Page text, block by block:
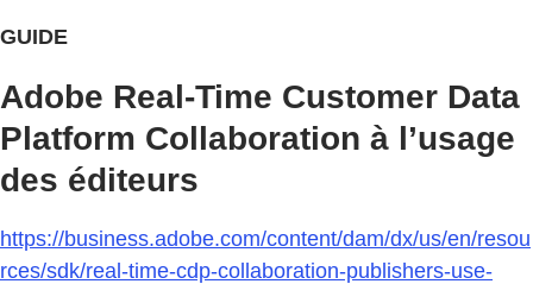
GUIDE
Adobe Real-Time Customer Data
Platform Collaboration à l’usage
des éditeurs
https://business.adobe.com/content/dam/dx/us/en/resou
rces/sdk/real-time-cdp-collaboration-publishers-use-